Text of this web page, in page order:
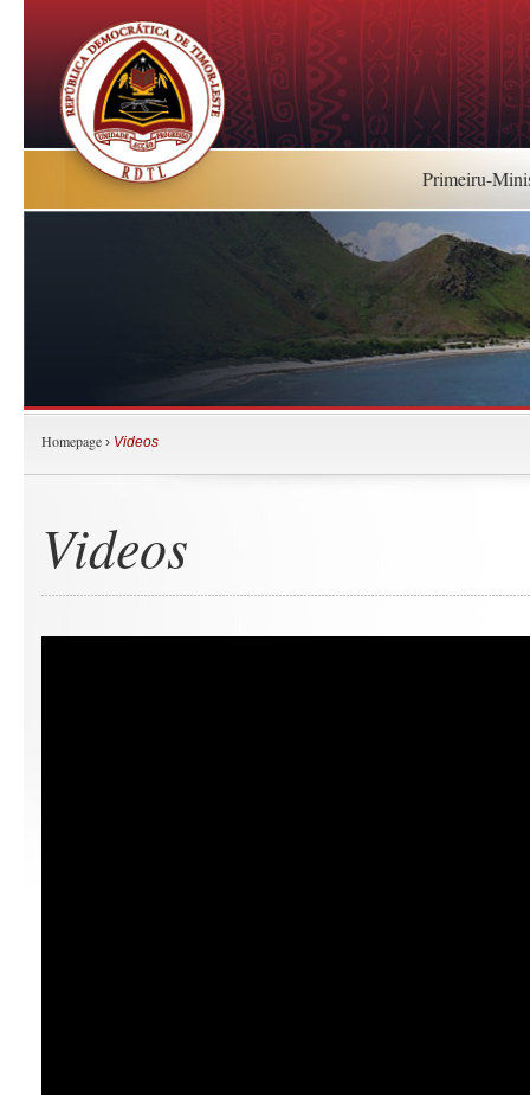
Primeiru-
Homepage › Videos
Videos